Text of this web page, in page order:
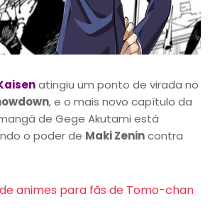
atingiu um ponto de virada no
, e o mais novo capítulo da
de Gege Akutami está
o poder de Maki Zenincontra
animes para fãs de Tomo-chan